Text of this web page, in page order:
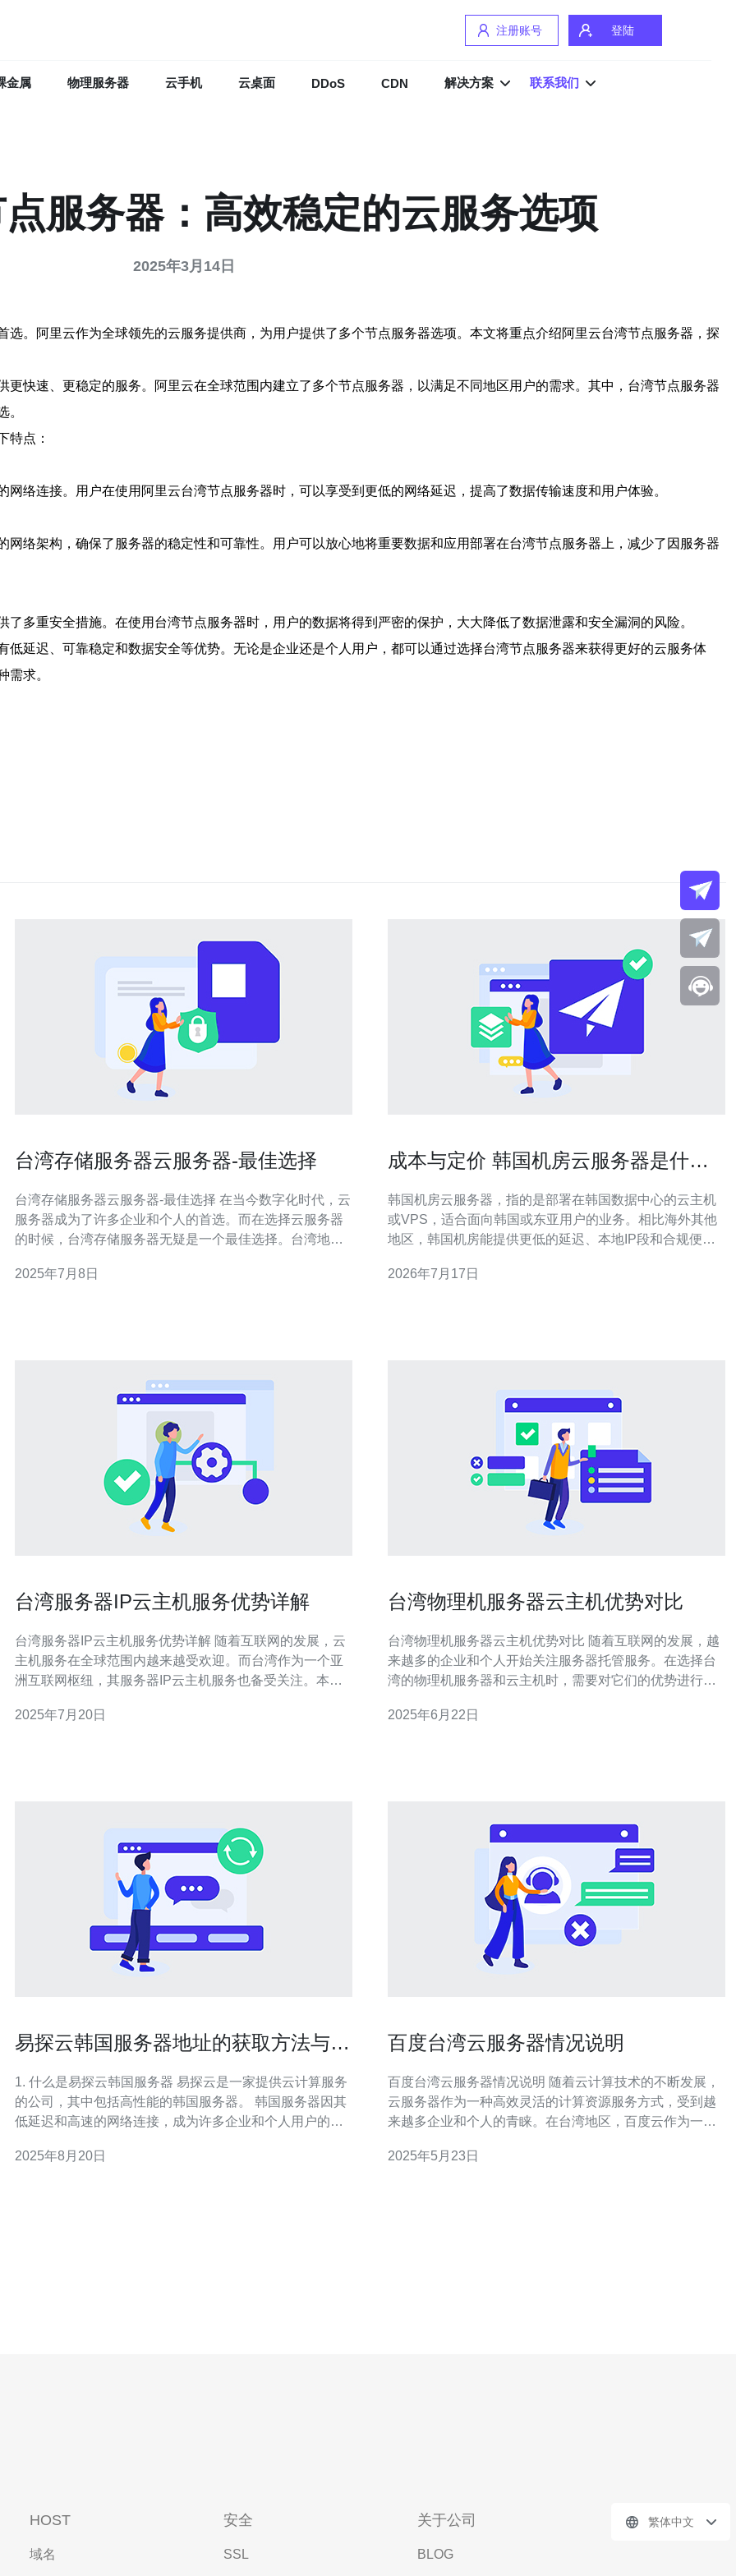
注册账号 登陆
金属 物理服务器 云手机 云桌面 DDoS CDN 解决方案 联系我们
服务器：高效稳定的云服务选项
2025年3月14日
。阿里云作为全球领先的云服务提供商，为用户提供了多个节点服务器选项。本文将重点介绍阿里云台湾节点服务器，探
快速、更稳定的服务。阿里云在全球范围内建立了多个节点服务器，以满足不同地区用户的需求。其中，台湾节点服务器
。
特点：
络连接。用户在使用阿里云台湾节点服务器时，可以享受到更低的网络延迟，提高了数据传输速度和用户体验。
络架构，确保了服务器的稳定性和可靠性。用户可以放心地将重要数据和应用部署在台湾节点服务器上，减少了因服务器
多重安全措施。在使用台湾节点服务器时，用户的数据将得到严密的保护，大大降低了数据泄露和安全漏洞的风险。
延迟、可靠稳定和数据安全等优势。无论是企业还是个人用户，都可以通过选择台湾节点服务器来获得更好的云服务体
需求。
台湾存储服务器云服务器-最佳选择
台湾存储服务器云服务器-最佳选择 在当今数字化时代，云
服务器成为了许多企业和个人的首选。而在选择云服务器
的时候，台湾存储服务器无疑是一个最佳选择。台湾地理
们来看看为什么台湾存储服务器云服务器是最佳选择。 台
2025年7月8日
成本与定价 韩国机房云服务器是什么
韩国机房云服务器，指的是部署在韩国数据中心的云主机
或VPS，适合面向韩国或东亚用户的业务。相比海外其他
地区，韩国机房能提供更低的延迟、本地IP段和合规便
的优选节点。 理解成本构成是优化定价的第一步。韩国机
2026年7月17日
台湾服务器IP云主机服务优势详解
台湾服务器IP云主机服务优势详解 随着互联网的发展，云
主机服务在全球范围内越来越受欢迎。而台湾作为一个亚
洲互联网枢纽，其服务器IP云主机服务也备受关注。本文
亚，地理位置优越，连接亚洲各国的网络非常方便。选择
2025年7月20日
台湾物理机服务器云主机优势对比
台湾物理机服务器云主机优势对比 随着互联网的发展，越
来越多的企业和个人开始关注服务器托管服务。在选择台
湾的物理机服务器和云主机时，需要对它们的优势进行比
是一种传统的服务器托管方式，通常具有独立的硬件资
2025年6月22日
易探云韩国服务器地址的获取方法与使
1. 什么是易探云韩国服务器 易探云是一家提供云计算服务
的公司，其中包括高性能的韩国服务器。 韩国服务器因其
低延迟和高速的网络连接，成为许多企业和个人用户的首
2025年8月20日
百度台湾云服务器情况说明
百度台湾云服务器情况说明 随着云计算技术的不断发展，
云服务器作为一种高效灵活的计算资源服务方式，受到越
来越多企业和个人的青睐。在台湾地区，百度云作为一家
就百度台湾云服务器的情况进行说明。 百度台湾云服务器
2025年5月23日
HOST
域名
安全
SSL
关于公司
BLOG
繁体中文